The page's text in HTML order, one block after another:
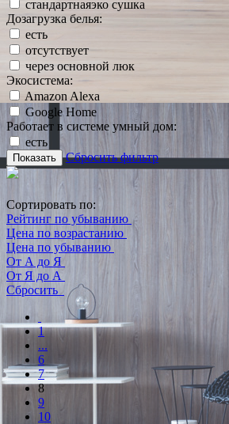
стандартнаяэко сушка
Дозагрузка белья:
есть
отсутствует
через основной люк
Экосистема:
Amazon Alexa
Google Home
Работает в системе умный дом:
есть
Показать Сбросить фильтр
Сортировать по:
Рейтинг по убыванию
Цена по возрастанию
Цена по убыванию
От А до Я
От Я до А
Сбросить
1
...
6
7
8
9
10